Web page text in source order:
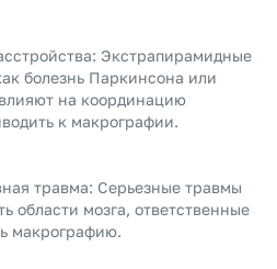
Экстрапирамидные
болезнь Паркинсона или
на координацию
к макрографии.
травма: Серьезные травмы
области мозга, ответственные
макрографию.